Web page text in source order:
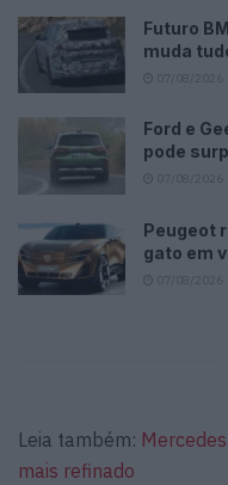
Futuro
muda
Ford e
pode
Peugeot
gato em
Leia também:
mais refinado